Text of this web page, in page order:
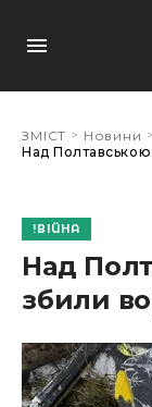
ЗМІСТ > Новини >
Над
ВІЙНА
Над
збили